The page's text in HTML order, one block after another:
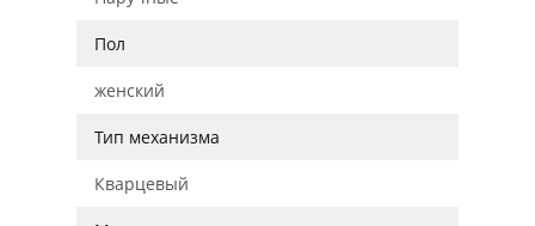
Пол
женский
Тип механизма
Кварцевый